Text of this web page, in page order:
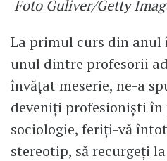
Foto Guliver/Getty
La primul curs din
unul dintre profesorii
învățat meserie, ne-a
deveniți profesioniști în
sociologie, feriți-vă
stereotip, să recurgeți